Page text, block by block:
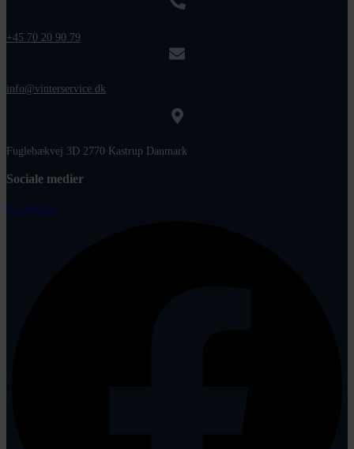
+45 70 20 90 79
info@vinterservice.dk
Fuglebækvej 3D 2770 Kastrup Danmark
Sociale medier
Facebook